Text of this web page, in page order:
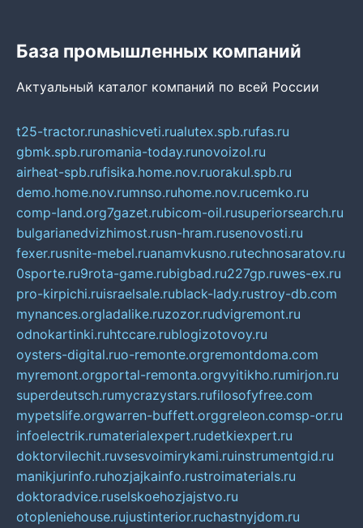
База промышленных компаний
Актуальный каталог компаний по всей России
t25-tractor.runashicveti.rualutex.spb.rufas.ru
gbmk.spb.ruromania-today.runovoizol.ru
airheat-spb.rufisika.home.nov.ruorakul.spb.ru
demo.home.nov.rumnso.ruhome.nov.rucemko.ru
comp-land.org7gazet.rubicom-oil.rusuperiorsearch.ru
bulgarianedvizhimost.rusn-hram.rusenovosti.ru
fexer.rusnite-mebel.ruanamvkusno.rutechnosaratov.ru
0sporte.ru9rota-game.rubigbad.ru227gp.ruwes-ex.ru
pro-kirpichi.ruisraelsale.rublack-lady.rustroy-db.com
mynances.orgladalike.ruzozor.rudvigremont.ru
odnokartinki.ruhtccare.rublogizotovoy.ru
oysters-digital.ruo-remonte.orgremontdoma.com
myremont.orgportal-remonta.orgvyitikho.rumirjon.ru
superdeutsch.rumycrazystars.rufilosofyfree.com
mypetslife.orgwarren-buffett.orggreleon.comsp-or.ru
infoelectrik.rumaterialexpert.rudetkiexpert.ru
doktorvilechit.ruvsesvoimirykami.ruinstrumentgid.ru
manikjurinfo.ruhozjajkainfo.rustroimaterials.ru
doktoradvice.ruselskoehozjajstvo.ru
otopleniehouse.rujustinterior.ruchastnyjdom.ru